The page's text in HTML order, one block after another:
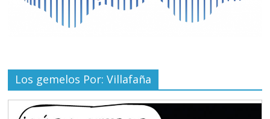
Los gemelos Por: Villafaña